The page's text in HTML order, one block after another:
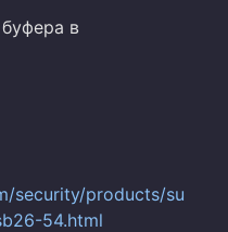
в
security/products/su
54.html